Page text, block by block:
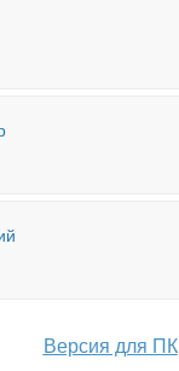
Версия для ПК